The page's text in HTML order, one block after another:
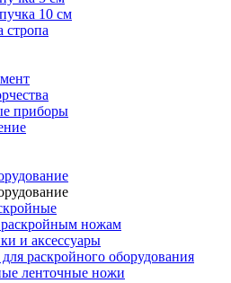
10 см
стропа
приборы
раскройным ножам
и аксессуары
раскройного оборудования
ленточные ножи